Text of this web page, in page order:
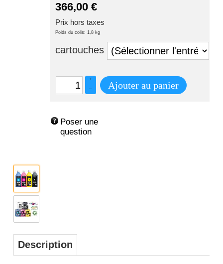
366,00 €
Prix hors taxes
Poids du colis: 1,8 kg
cartouches
+
–
Ajouter au panier
Poser une
question
Description